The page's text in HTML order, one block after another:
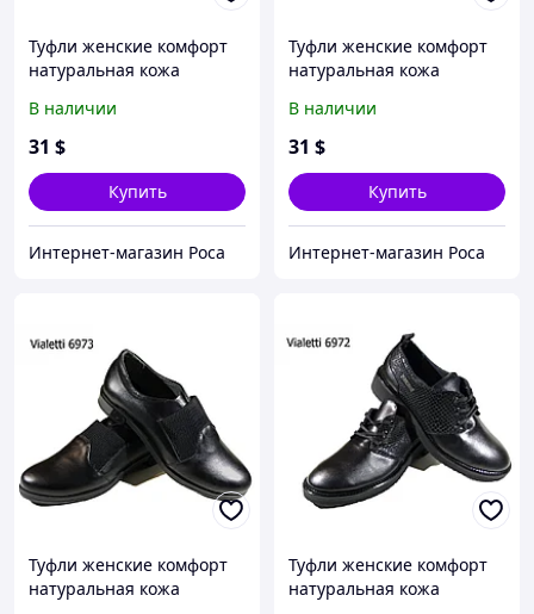
Туфли женские комфорт
натуральная кожа
В наличии
31 $
Купить
Интернет-магазин Роса
Туфли женские комфорт
натуральная кожа
(342/1) 40
В наличии
31 $
Купить
Интернет-магазин Роса
Туфли женские комфорт
натуральная кожа
Туфли женские комфорт
натуральная кожа